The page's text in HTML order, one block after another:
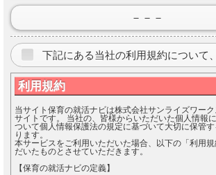
－－－
下記にある当社の利用規約について
利用規約
当サイト保育の就活ナビは株式会社サンライズワー
サイトです。 当社の、皆様からいただいた個人情報
ついて個人情報保護法の規定に基づいて大切に保管
ります。
本サービスをご利用いただいた場合、以下の「利用
だいたものとさせていただきます。
【保育の就活ナビの定義】